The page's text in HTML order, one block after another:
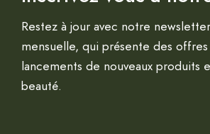
Restez à jour avec notre
mensuelle, qui présente des
lancements de nouveaux produits
beauté.